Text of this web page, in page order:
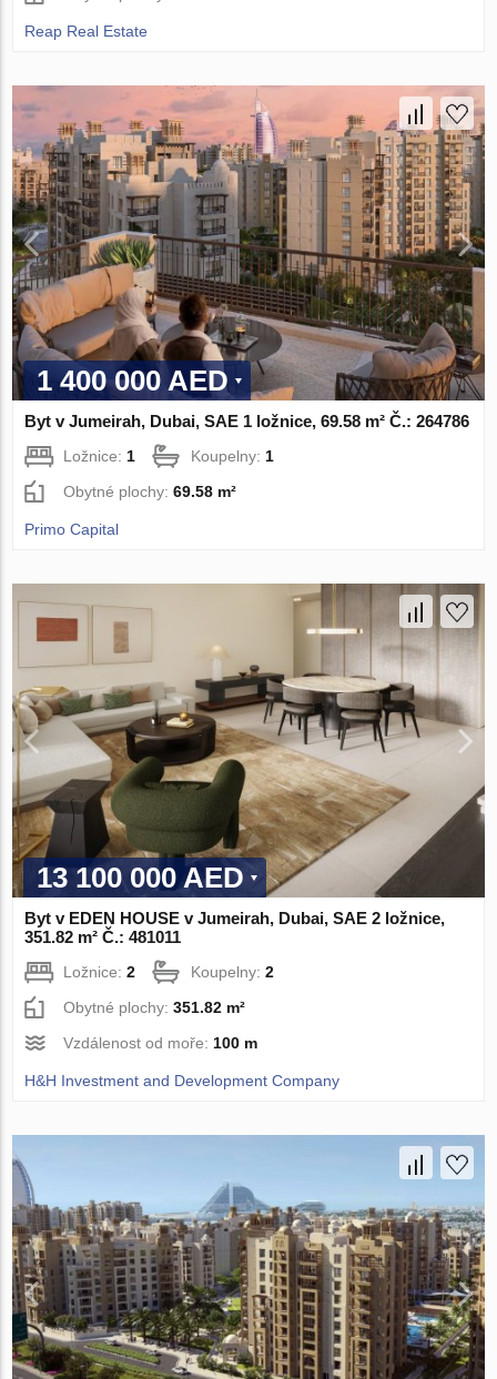
Reap Real Estate
1 400 000 AED
Byt v Jumeirah, Dubai, SAE 1 ložnice, 69.58 m² Č.: 264786
Ložnice: 1 Koupelny: 1
Obytné plochy:69.58 m²
Primo Capital
13 100 000 AED
Byt v EDEN HOUSE v Jumeirah, Dubai, SAE 2 ložnice,
351.82 m² Č.: 481011
Ložnice:2 Koupelny:2
Obytné plochy:351.82 m²
Vzdálenost od moře:100 m
H&H Investment and Development Company